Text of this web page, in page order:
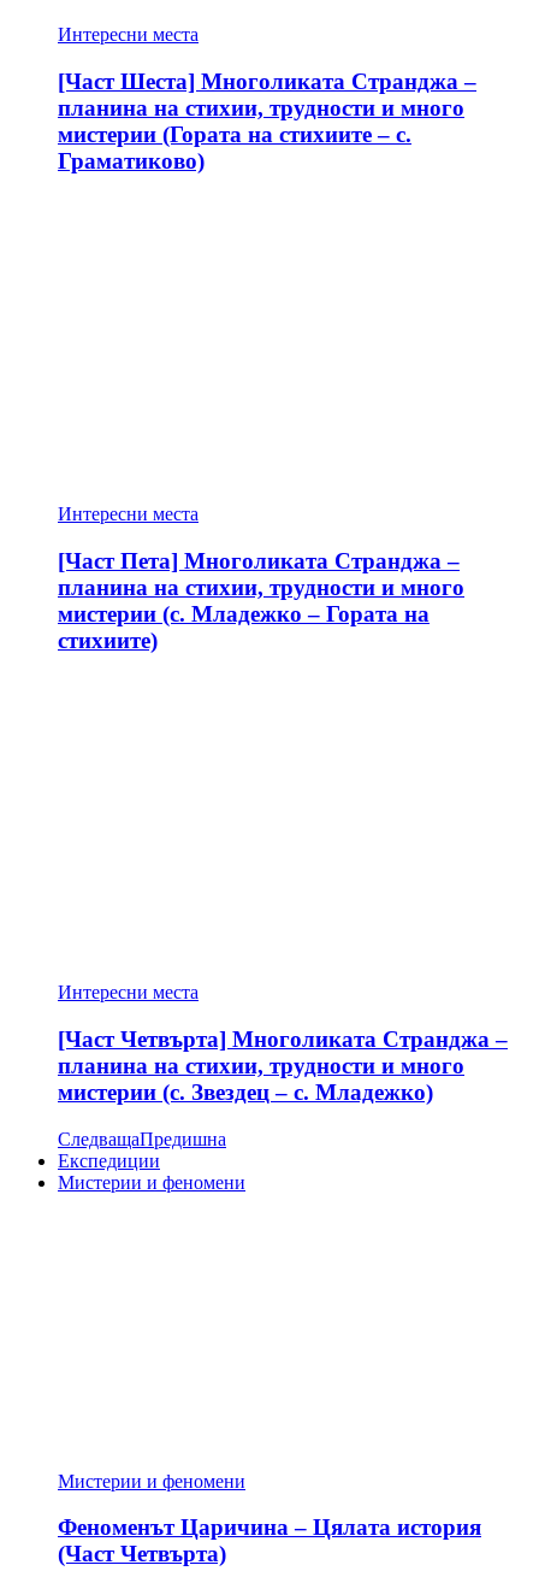
Интересни места
[Част Шеста] Многоликата Странджа –
планина на стихии, трудности и много
мистерии (Гората на стихиите – с.
Граматиково)
Интересни места
[Част Пета] Многоликата Странджа –
планина на стихии, трудности и много
мистерии (с. Младежко – Гората на
стихиите)
Интересни места
[Част Четвърта] Многоликата Странджа –
планина на стихии, трудности и много
мистерии (с. Звездец – с. Младежко)
СледващаПредишна
Експедиции
Мистерии и феномени
Мистерии и феномени
Феноменът Царичина – Цялата история
(Част Четвърта)